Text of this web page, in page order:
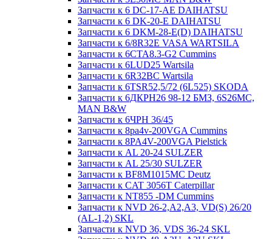
Запчасти к 6 DC-17-AE DAIHATSU
Запчасти к 6 DK-20-E DAIHATSU
Запчасти к 6 DKM-28-E(D) DAIHATSU
Запчасти к 6/8R32E VASA WARTSILA
Запчасти к 6CTA8.3-G2 Cummins
Запчасти к 6LUD25 Wartsila
Запчасти к 6R32BC Wartsila
Запчасти к 6TSR52,5/72 (6L525) SKODA
Запчасти к 6ДКРН26 98-12 БМЗ, 6S26MC,
MAN B&W
Запчасти к 6ЧРН 36/45
Запчасти к 8pa4v-200VGA Cummins
Запчасти к 8PA4V-200VGA Pielstick
Запчасти к AL 20-24 SULZER
Запчасти к AL 25/30 SULZER
Запчасти к BF8M1015MC Deutz
Запчасти к CAT 3056T Caterpillar
Запчасти к NT855 -DM Cummins
Запчасти к NVD 26-2,A2,A3, VD(S) 26/20
(AL-1,2) SKL
Запчасти к NVD 36, VDS 36-24 SKL